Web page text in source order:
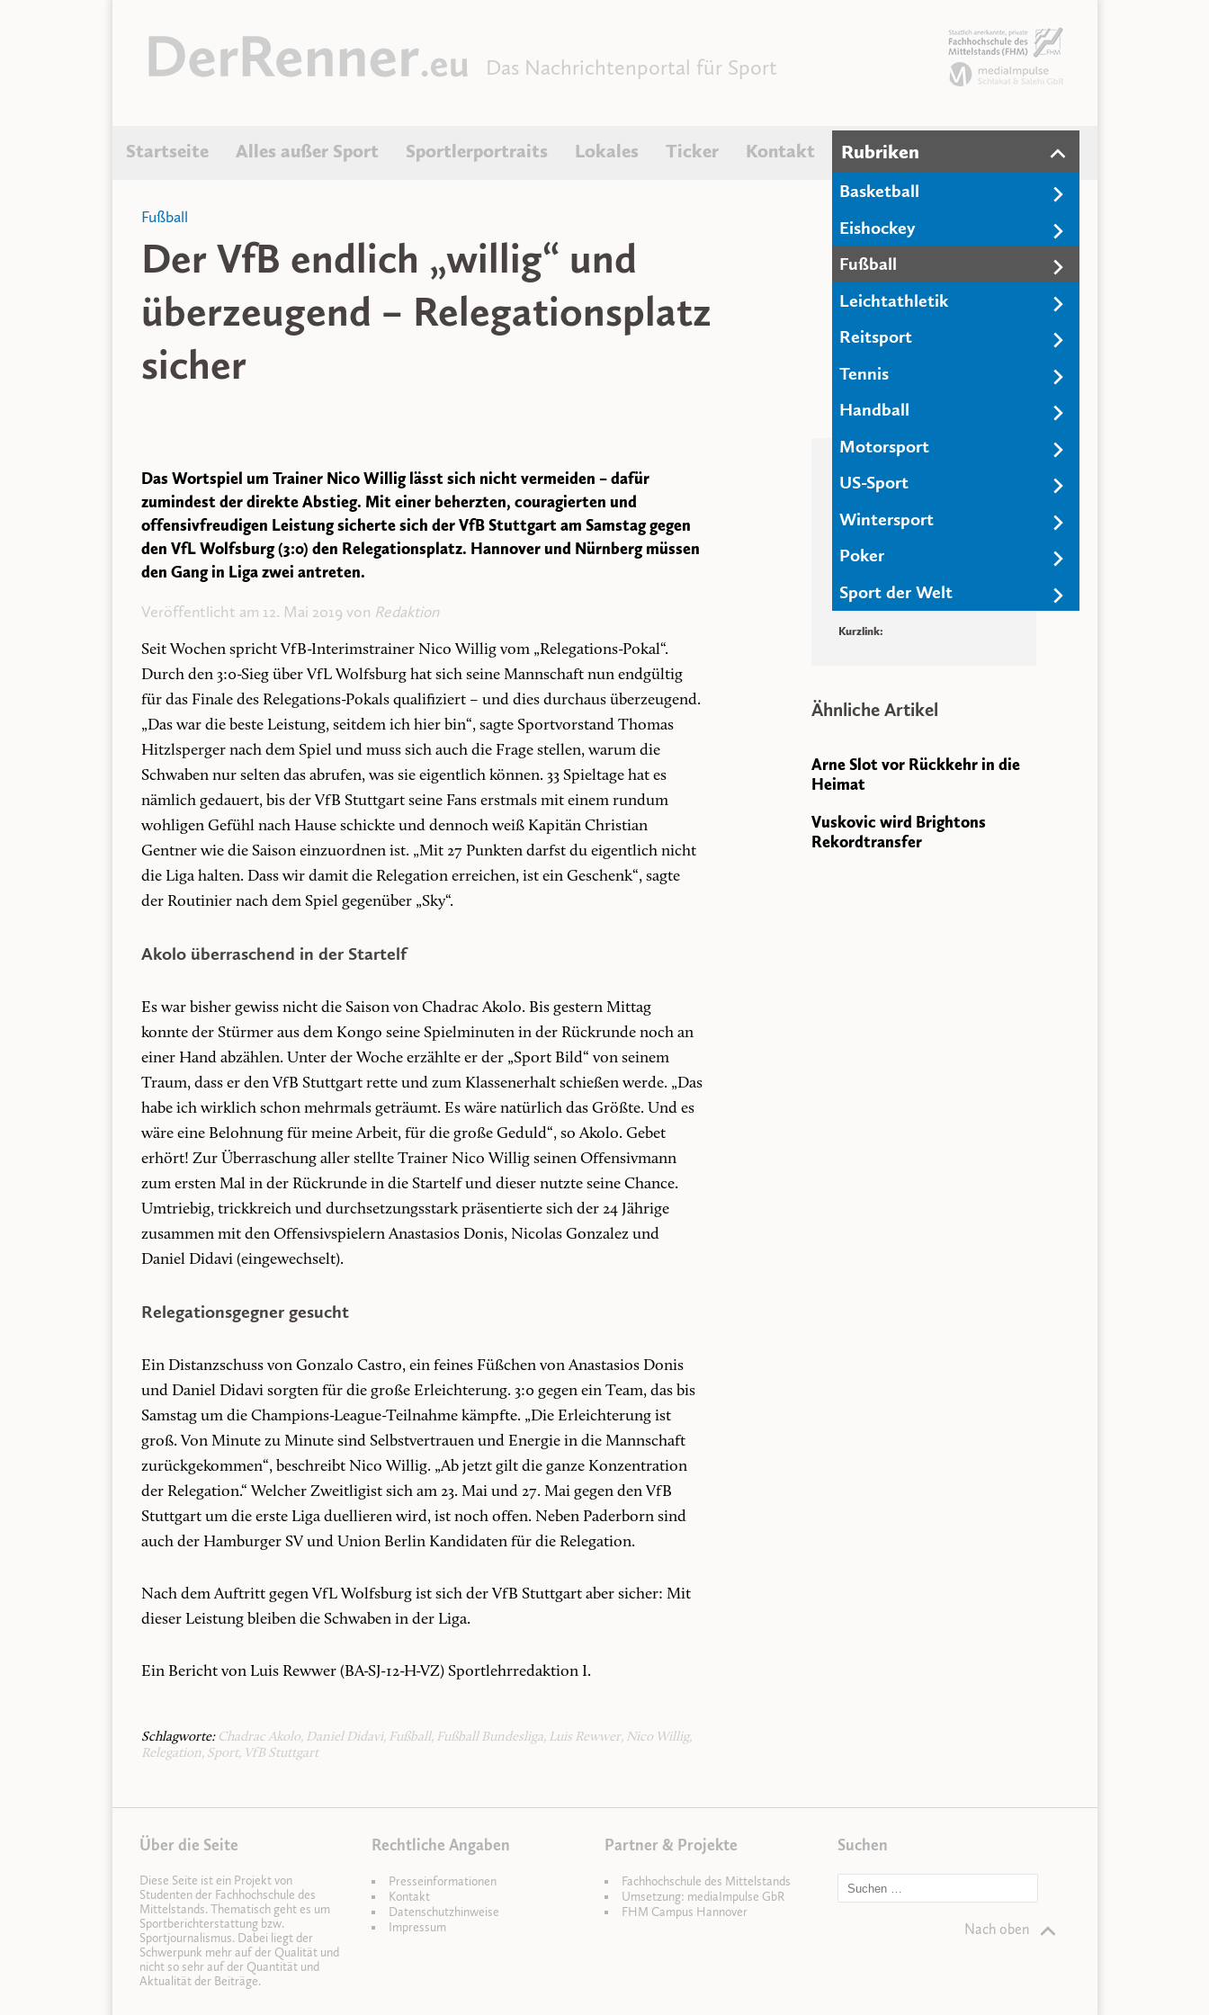
Das Nachrichtenportal für Sport
Startseite Alles außer Sport Sportlerportraits Lokales Ticker Kontakt Rubriken
Basketball
Eishockey
Fußball
Leichtathletik
Reitsport
Tennis
Handball
Motorsport
US-Sport
Wintersport
Poker
Sport der Welt
Fußball
Der VfB endlich „willig“ und
überzeugend – Relegationsplatz
sicher
Das Wortspiel um Trainer Nico Willig lässt sich nicht vermeiden – dafür
zumindest der direkte Abstieg. Mit einer beherzten, couragierten und
offensivfreudigen Leistung sicherte sich der VfB Stuttgart am Samstag gegen
den VfL Wolfsburg (3:0) den Relegationsplatz. Hannover und Nürnberg müssen
den Gang in Liga zwei antreten.
Veröffentlicht am 12. Mai 2019 von Redaktion
Seit Wochen spricht VfB-Interimstrainer Nico Willig vom „Relegations-Pokal“.
Durch den 3:0-Sieg über VfL Wolfsburg hat sich seine Mannschaft nun endgültig
für das Finale des Relegations-Pokals qualifiziert – und dies durchaus überzeugend.
„Das war die beste Leistung, seitdem ich hier bin“, sagte Sportvorstand Thomas
Hitzlsperger nach dem Spiel und muss sich auch die Frage stellen, warum die
Schwaben nur selten das abrufen, was sie eigentlich können. 33 Spieltage hat es
nämlich gedauert, bis der VfB Stuttgart seine Fans erstmals mit einem rundum
wohligen Gefühl nach Hause schickte und dennoch weiß Kapitän Christian
Gentner wie die Saison einzuordnen ist. „Mit 27 Punkten darfst du eigentlich nicht
die Liga halten. Dass wir damit die Relegation erreichen, ist ein Geschenk“, sagte
der Routinier nach dem Spiel gegenüber „Sky“.
Akolo überraschend in der Startelf
Es war bisher gewiss nicht die Saison von Chadrac Akolo. Bis gestern Mittag
konnte der Stürmer aus dem Kongo seine Spielminuten in der Rückrunde noch an
einer Hand abzählen. Unter der Woche erzählte er der „Sport Bild“ von seinem
Traum, dass er den VfB Stuttgart rette und zum Klassenerhalt schießen werde. „Das
habe ich wirklich schon mehrmals geträumt. Es wäre natürlich das Größte. Und es
wäre eine Belohnung für meine Arbeit, für die große Geduld“, so Akolo. Gebet
erhört! Zur Überraschung aller stellte Trainer Nico Willig seinen Offensivmann
zum ersten Mal in der Rückrunde in die Startelf und dieser nutzte seine Chance.
Umtriebig, trickkreich und durchsetzungsstark präsentierte sich der 24 Jährige
zusammen mit den Offensivspielern Anastasios Donis, Nicolas Gonzalez und
Daniel Didavi (eingewechselt).
Relegationsgegner gesucht
Ein Distanzschuss von Gonzalo Castro, ein feines Füßchen von Anastasios Donis
und Daniel Didavi sorgten für die große Erleichterung. 3:0 gegen ein Team, das bis
Samstag um die Champions-League-Teilnahme kämpfte. „Die Erleichterung ist
groß. Von Minute zu Minute sind Selbstvertrauen und Energie in die Mannschaft
zurückgekommen“, beschreibt Nico Willig. „Ab jetzt gilt die ganze Konzentration
der Relegation.“ Welcher Zweitligist sich am 23. Mai und 27. Mai gegen den VfB
Stuttgart um die erste Liga duellieren wird, ist noch offen. Neben Paderborn sind
auch der Hamburger SV und Union Berlin Kandidaten für die Relegation.
Nach dem Auftritt gegen VfL Wolfsburg ist sich der VfB Stuttgart aber sicher: Mit
dieser Leistung bleiben die Schwaben in der Liga.
Ein Bericht von Luis Rewwer (BA-SJ-12-H-VZ) Sportlehrredaktion I.
Schlagworte: Chadrac Akolo, Daniel Didavi, Fußball, Fußball Bundesliga, Luis Rewwer, Nico Willig,
Relegation, Sport, VfB Stuttgart
Artikelinformationen
Datum: 12. Mai 2019
Veröffentlicht von:Redaktion
Teilen & Versenden
AufFacebookteilen
Auf Twitterteilen
Kurzlink:
Ähnliche Artikel
Arne Slot vor Rückkehr in die
Heimat
Vuskovic wird Brightons
Rekordtransfer
Über die Seite
Diese Seite ist ein Projekt von
Studenten der Fachhochschule des
Mittelstands. Thematisch geht es um
Sportberichterstattung bzw.
Sportjournalismus. Dabei liegt der
Schwerpunk mehr auf der Qualität und
nicht so sehr auf der Quantität und
Aktualität der Beiträge.
Rechtliche Angaben
Presseinformationen
Kontakt
Datenschutzhinweise
Impressum
Partner & Projekte
Fachhochschule des Mittelstands
Umsetzung: mediaImpulse GbR
FHM Campus Hannover
Suchen
Nach oben